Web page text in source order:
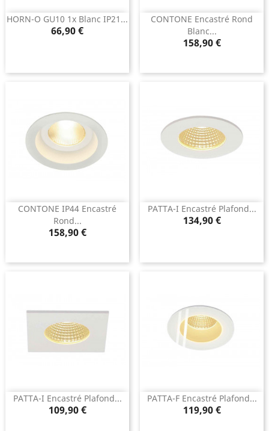
HORN-O GU10 1x Blanc IP21...
Prix
66,90 €
CONTONE Encastré Rond
Blanc...
Prix
158,90 €
CONTONE IP44 Encastré
Rond...
Prix
158,90 €
PATTA-I Encastré Plafond...
Prix
134,90 €
PATTA-I Encastré Plafond...
Prix
109,90 €
PATTA-F Encastré Plafond...
Prix
119,90 €